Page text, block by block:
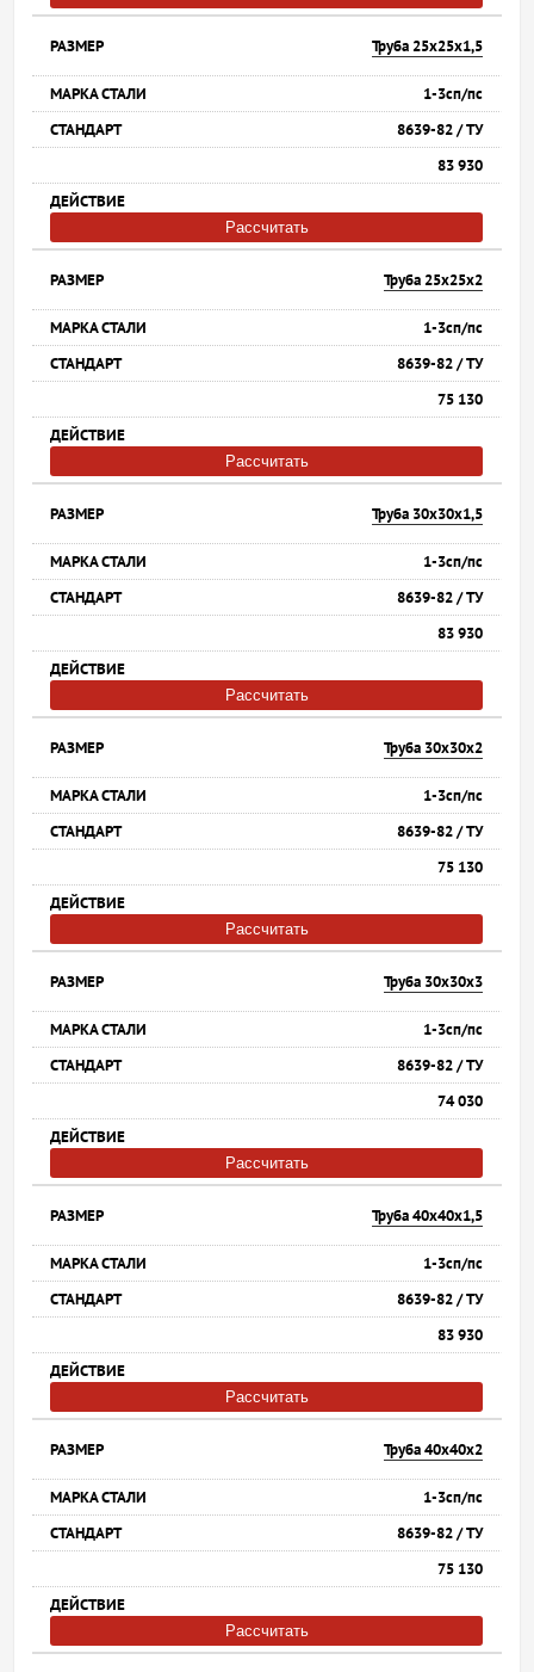
Труба 25х25х1,5
1-3сп/пс
8639-82 / ТУ
83 930
Рассчитать
Труба 25х25х2
1-3сп/пс
8639-82 / ТУ
75 130
Рассчитать
Труба 30х30х1,5
1-3сп/пс
8639-82 / ТУ
83 930
Рассчитать
Труба 30х30х2
1-3сп/пс
8639-82 / ТУ
75 130
Рассчитать
Труба 30х30х3
1-3сп/пс
8639-82 / ТУ
74 030
Рассчитать
Труба 40х40х1,5
1-3сп/пс
8639-82 / ТУ
83 930
Рассчитать
Труба 40х40х2
1-3сп/пс
8639-82 / ТУ
75 130
Рассчитать